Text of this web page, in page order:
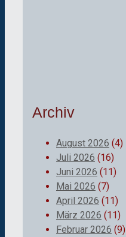
Archiv
August 2026 (4)
Juli 2026 (16)
Juni 2026 (11)
Mai 2026 (7)
April 2026 (11)
März 2026 (11)
Februar 2026 (9)